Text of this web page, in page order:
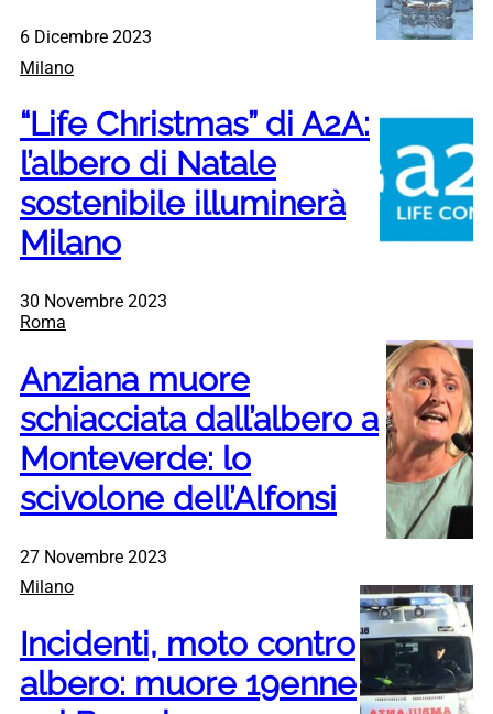
6 Dicembre 2023
Milano
“Life Christmas” di A2A:
l’albero di Natale
sostenibile illuminerà
Milano
30 Novembre 2023
Roma
Anziana muore
schiacciata dall’albero a
Monteverde: lo
scivolone dell’Alfonsi
27 Novembre 2023
Milano
Incidenti, moto contro
albero: muore 19enne